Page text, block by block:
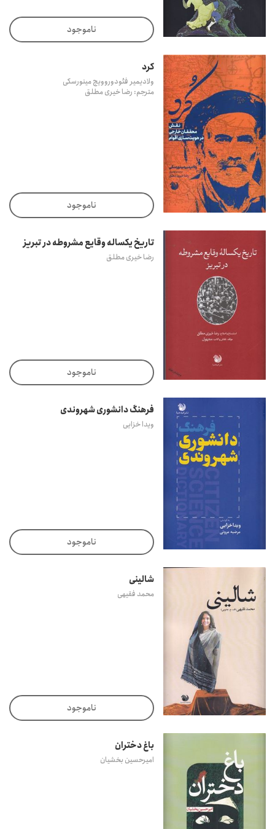
ناموجود
کرد
ولادیمیر فئودوروویچ مینورسکی
مترجم: رضا خیری مطلق
ناموجود
تاریخ یکساله وقایع مشروطه در تبریز
رضا خیری مطلق
ناموجود
فرهنگ دانشوری شهروندی
ویدا خزایی
ناموجود
شالینی
محمد فقیهی
ناموجود
باغ دختران
امیرحسین بخشیان